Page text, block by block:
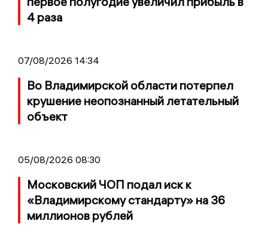
4 раза
07/08/2026 14:34
Во Владимирской области потерпел
крушение неопознанный летательный
объект
05/08/2026 08:30
Московский ЧОП подал иск к
«Владимирскому стандарту» на 36
миллионов рублей